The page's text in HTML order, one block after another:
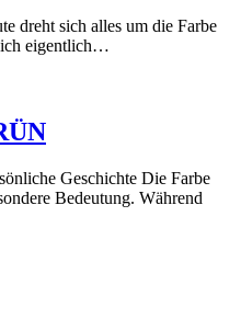
dreht sich alles um die Farbe
eigentlich…
Geschichte Die Farbe
Bedeutung. Während